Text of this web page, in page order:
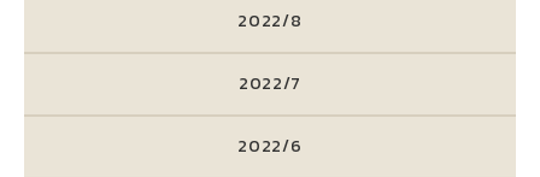
2022/8
2022/7
2022/6